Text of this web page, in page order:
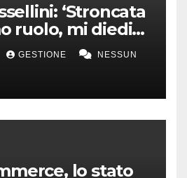
‘Stroncata
ruolo, mi diedi
GESTIONE NESSUN
lo stato